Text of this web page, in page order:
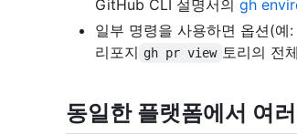
GitHub CLI 설명서의 gh
일부 명령을 사용하면 옵션(예:
리포지 gh pr view 토리의 전
동일한 플랫폼에서 여